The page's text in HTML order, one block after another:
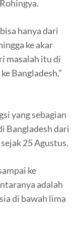
hanya dari
ke akar
masalah itu di
Bangladesh,”
yang sebagian
Bangladesh dari
25 Agustus.
ke
adalah
di bawah lima